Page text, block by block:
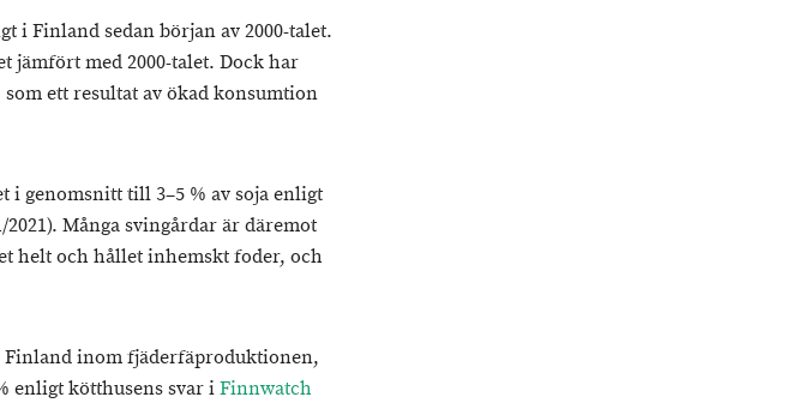
i Finland sedan början av 2000-talet.
jämfört med 2000-talet. Dock har
ett resultat av ökad konsumtion
genomsnitt till 3–5 % av soja enligt
2021). Många svingårdar är däremot
helt och hållet inhemskt foder, och
Finland inom fjäderfäproduktionen,
enligt kötthusens svar iFinnwatch